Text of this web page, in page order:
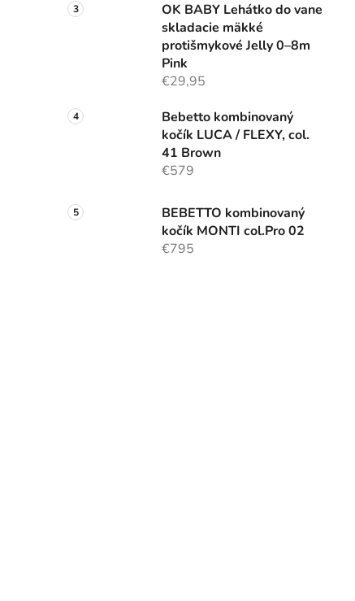
OK BABY Lehátko do vane
skladacie mäkké
protišmykové Jelly 0–8m
Pink
€29,95
Bebetto kombinovaný
kočík LUCA / FLEXY, col.
41 Brown
€579
BEBETTO kombinovaný
kočík MONTI col.Pro 02
€795